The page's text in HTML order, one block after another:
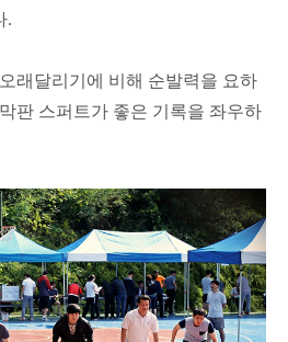
.
래달리기에 비해 순발력을 요하
판 스퍼트가 좋은 기록을 좌우하